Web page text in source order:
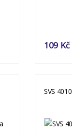
109 Kč
SVS